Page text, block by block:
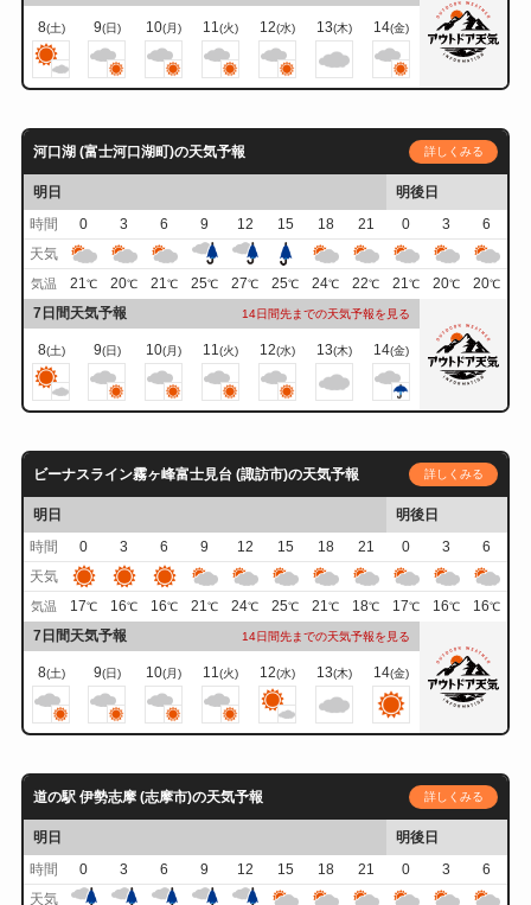
8(土) 9(日) 10(月) 11 (火) 12(水) 13(木) 14(金)
河口湖 (富士河口湖町)の天気予報 詳しくみる
明日
明後日
時間
0 3 6 9 12 15 18 21 0 3
6
天気
気温 21℃ 20℃ 21℃ 25℃ 27℃ 25℃ 24℃ 22℃ 21℃ 20℃ 20℃
7日間天気予報 14日間先までの天気予報を見る
8(土) 9(日) 10(月) 11 (火) 12(水) 13(木) 14(金)
ビーナスライン霧ヶ峰富士見台 (諏訪市)の天気予報 詳しくみる
明日
明後日
時間
0 3 6 9 12 15 18 21 0 3
6
天気
気温 17℃ 16℃ 16℃ 21℃ 24℃ 25℃ 21℃ 18℃ 17℃ 16℃ 16℃
7日間天気予報 14日間先までの天気予報を見る
8(土) 9(日) 10(月) 11(火) 12(水) 13(木) 14(金)
道の駅 伊勢志摩 (志摩市)の天気予報 詳しくみる
明日
明後日
時間
0 3 6 9 12 15 18 21 0 3
6
天気